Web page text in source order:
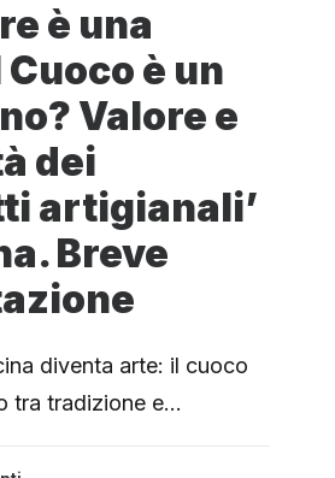
è una
è un
Valore e
dei
artigianali’
Breve
diventa arte: il cuoco
tra tradizione e…